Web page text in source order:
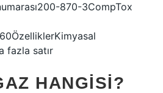
870-3CompTox
fazla satır
HANGISI?